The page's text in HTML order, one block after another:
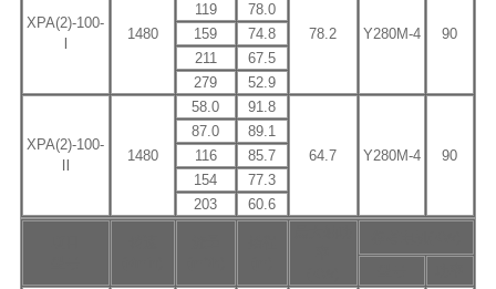
XPA(2)-100-
1480 78.2 Y280M-4 90
119
78.0
159
74.8
211
67.5
279
52.9
XPA(2)-100-
1480
58.0 91.8
64.7 Y280M-4 90
87.0
89.1
116
85.7
154
77.3
203
60.6